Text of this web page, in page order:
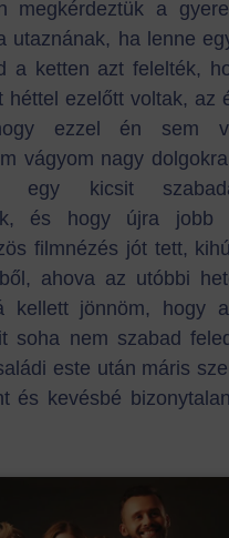
megkérdeztük a
utaznának, ha lenne
a ketten azt felelték,
héttel ezelőtt voltak, az
ezzel én sem
vágyom nagy
egy kicsit
és hogy újra jobb
filmnézés jót tett,
ahova az utóbbi
kellett jönnöm, hogy
soha nem szabad
este után máris
és kevésbé